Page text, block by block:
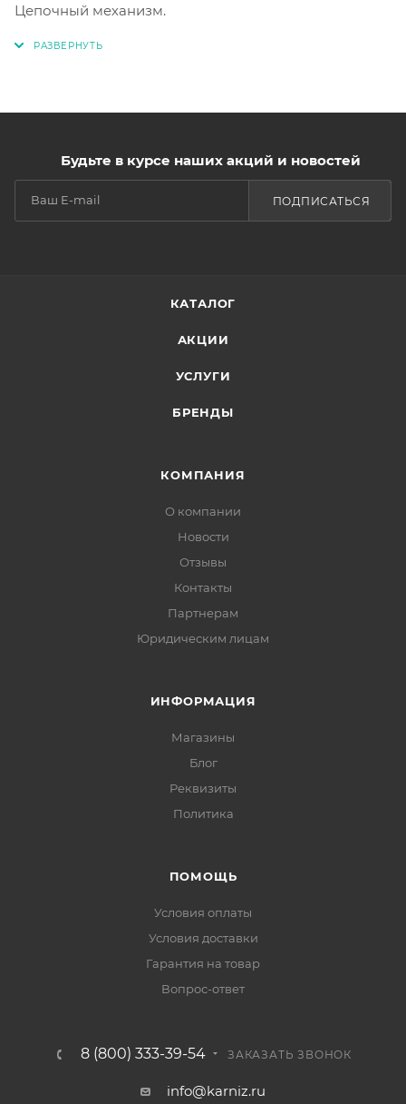
Цепочный механизм.
Будьте в курсе наших акций и новостей
ПОДПИСАТЬСЯ
КАТАЛОГ
АКЦИИ
УСЛУГИ
БРЕНДЫ
КОМПАНИЯ
О компании
Новости
Отзывы
Контакты
Партнерам
Юридическим лицам
ИНФОРМАЦИЯ
Магазины
Блог
Реквизиты
Политика
ПОМОЩЬ
Условия оплаты
Условия доставки
Гарантия на товар
Вопрос-ответ
8 (800) 333-39-54 ЗАКАЗАТЬ ЗВОНОК
info@karniz.ru